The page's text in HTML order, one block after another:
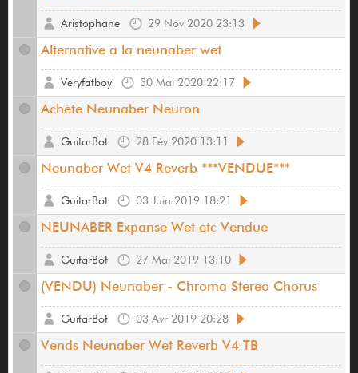
29 Nov 2020 23:13
Aristophane
Alternative a la neunaber wet
30 Mai 2020 22:17
Veryfatboy
Achète Neunaber Neuron
28 Fév 2020 13:11
GuitarBot
Neunaber Wet V4 Reverb ***VENDUE***
03 Juin 2019 18:21
GuitarBot
NEUNABER Expanse Wet etc Vendue
27 Mai 2019 13:10
GuitarBot
(VENDU) Neunaber - Chroma Stereo Chorus
03 Avr 2019 20:28
GuitarBot
Vends Neunaber Wet Reverb V4 TB